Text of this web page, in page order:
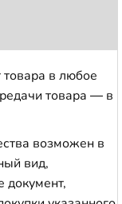
товара в любое
товара — в
возможен в
вид,
документ,